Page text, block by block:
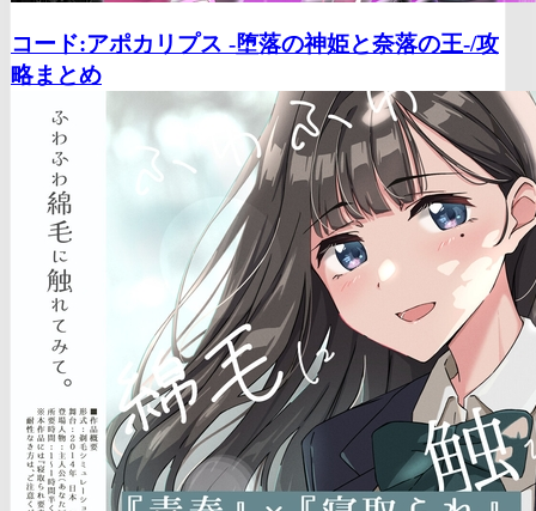
コード:アポカリプス -堕落の神姫と奈落の王-/攻
略まとめ